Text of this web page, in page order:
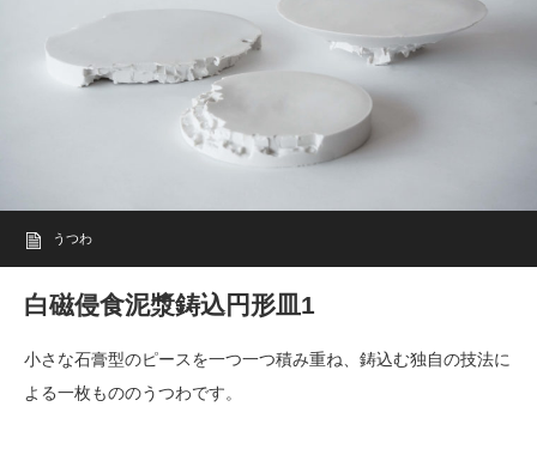
うつわ
白磁侵食泥漿鋳込円形皿1
小さな石膏型のピースを一つ一つ積み重ね、鋳込む独自の技法に
よる一枚もののうつわです。